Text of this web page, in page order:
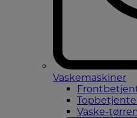
Vaskemaskiner
Vaske-